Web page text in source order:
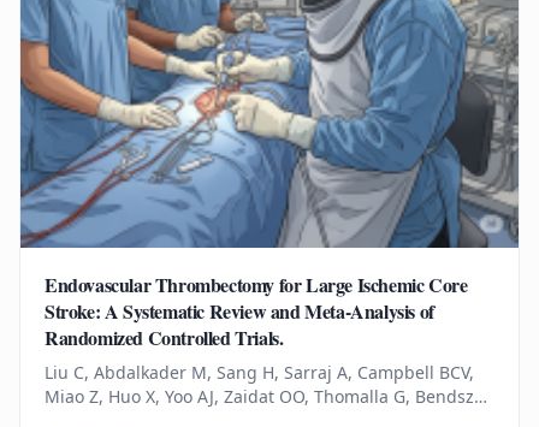
Endovascular Thrombectomy for Large Ischemic Core
Stroke: A Systematic Review and Meta-Analysis of
Randomized Controlled Trials.
Liu C, Abdalkader M, Sang H, Sarraj A, Campbell BCV,
Miao Z, Huo X, Yoo AJ, Zaidat OO, Thomalla G, Bendszus